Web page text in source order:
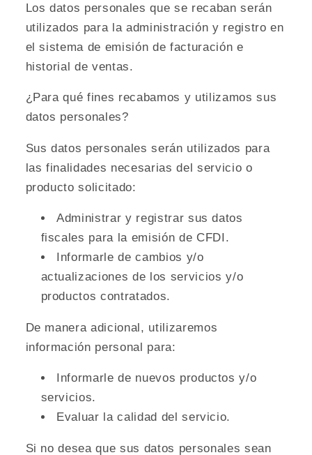
Los datos personales que se recaban serán
utilizados para la administración y registro en
el sistema de emisión de facturación e
historial de ventas.
¿Para qué fines recabamos y utilizamos sus
datos personales?
Sus datos personales serán utilizados para
las finalidades necesarias del servicio o
producto solicitado:
Administrar y registrar sus datos
fiscales para la emisión de CFDI.
Informarle de cambios y/o
actualizaciones de los servicios y/o
productos contratados.
De manera adicional, utilizaremos
información personal para:
Informarle de nuevos productos y/o
servicios.
Evaluar la calidad del servicio.
Si no desea que sus datos personales sean